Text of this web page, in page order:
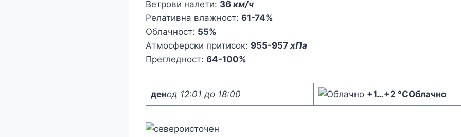
Ветрови налети: 36 км/ч
Релативна влажност: 61-74%
Облачност: 55%
Атмосферски притисок: 955-957 хПа
Прегледност: 64-100%
денод 12:01 до 18:00 +1…+2 °CОблачно